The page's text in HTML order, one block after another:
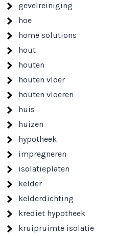
gevelreiniging
hoe
home solutions
hout
houten
houten vloer
houten vloeren
huis
huizen
hypotheek
impregneren
isolatieplaten
kelder
kelderdichting
krediet hypotheek
kruipruimte isolatie